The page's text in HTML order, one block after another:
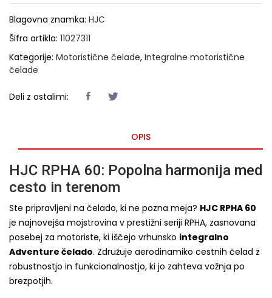
Blagovna znamka: HJC
Šifra artikla: 11027311
Kategorije: Motoristične čelade, Integralne motoristične
čelade
Deli z ostalimi:
OPIS
HJC RPHA 60: Popolna harmonija med
cesto in terenom
Ste pripravljeni na čelado, ki ne pozna meja? HJC RPHA 60
je najnovejša mojstrovina v prestižni seriji RPHA, zasnovana
posebej za motoriste, ki iščejo vrhunsko integralno
Adventure čelado. Združuje aerodinamiko cestnih čelad z
robustnostjo in funkcionalnostjo, ki jo zahteva vožnja po
brezpotjih.